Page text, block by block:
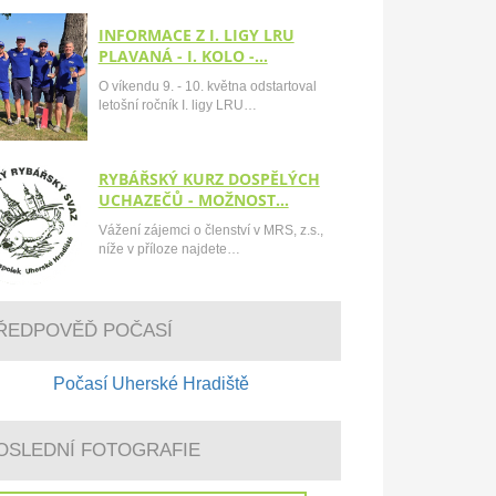
INFORMACE Z I. LIGY LRU
PLAVANÁ - I. KOLO -…
O víkendu 9. - 10. května odstartoval
letošní ročník I. ligy LRU…
RYBÁŘSKÝ KURZ DOSPĚLÝCH
UCHAZEČŮ - MOŽNOST…
Vážení zájemci o členství v MRS, z.s.,
níže v příloze najdete…
POČASÍ
Počasí Uherské Hradiště
FOTOGRAFIE